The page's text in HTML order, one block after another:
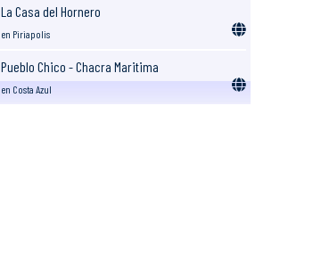
La Casa del Hornero
en Piriapolis
Pueblo Chico - Chacra Maritima
en Costa Azul